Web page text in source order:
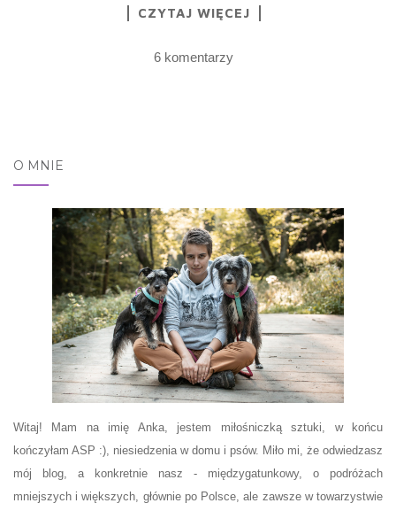
CZYTAJ WIĘCEJ
6 komentarzy
O MNIE
Witaj! Mam na imię Anka, jestem miłośniczką sztuki, w końcu
kończyłam ASP :), niesiedzenia w domu i psów. Miło mi, że odwiedzasz
mój blog, a konkretnie nasz - międzygatunkowy, o podróżach
mniejszych i większych, głównie po Polsce, ale zawsze w towarzystwie